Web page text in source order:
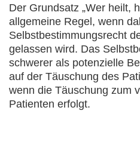
Der Grundsatz „Wer heilt,
allgemeine Regel, wenn
Selbstbestimmungsrecht
gelassen wird. Das
schwerer als potenzielle
auf der Täuschung des
wenn die Täuschung zum
Patienten erfolgt.